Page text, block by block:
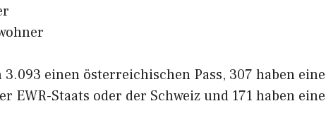
einen österreichischen Pass, 307 haben eine
EWR-Staats oder der Schweiz und 171 haben eine